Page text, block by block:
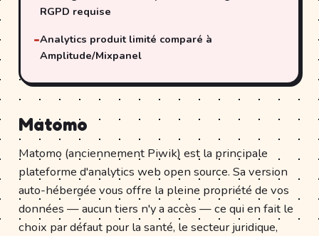
RGPD requise
Analytics produit limité comparé à
Amplitude/Mixpanel
Matomo
Matomo (anciennement Piwik) est la principale
plateforme d'analytics web open source. Sa version
auto-hébergée vous offre la pleine propriété de vos
données — aucun tiers n'y a accès — ce qui en fait le
choix par défaut pour la santé, le secteur juridique,